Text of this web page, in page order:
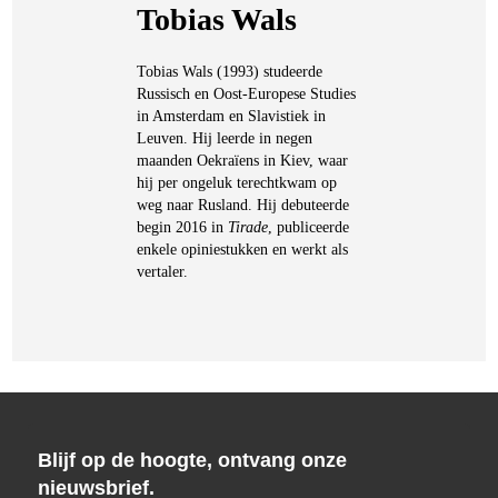
Tobias Wals
Tobias Wals (1993) studeerde
Russisch en Oost-Europese Studies
in Amsterdam en Slavistiek in
Leuven. Hij leerde in negen
maanden Oekraïens in Kiev, waar
hij per ongeluk terechtkwam op
weg naar Rusland. Hij debuteerde
begin 2016 in Tirade , publiceerde
enkele opiniestukken en werkt als
vertaler.
Blijf op de hoogte, ontvang onze
nieuwsbrief.